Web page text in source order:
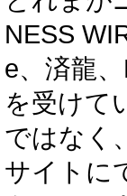
NESS
e、済龍
を受けて
ではなく
サイトに